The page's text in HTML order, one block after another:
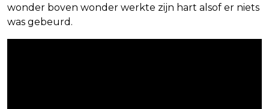
wonder boven wonder werkte zijn hart alsof er niets
was gebeurd.